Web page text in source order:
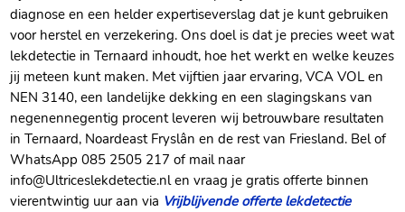
diagnose en een helder expertiseverslag dat je kunt gebruiken
voor herstel en verzekering. Ons doel is dat je precies weet wat
lekdetectie in Ternaard inhoudt, hoe het werkt en welke keuzes
jij meteen kunt maken. Met vijftien jaar ervaring, VCA VOL en
NEN 3140, een landelijke dekking en een slagingskans van
negenennegentig procent leveren wij betrouwbare resultaten
in Ternaard, Noardeast Fryslân en de rest van Friesland. Bel of
WhatsApp 085 2505 217 of mail naar
info@Ultriceslekdetectie.nl en vraag je gratis offerte binnen
vierentwintig uur aan via Vrijblijvende offerte lekdetectie